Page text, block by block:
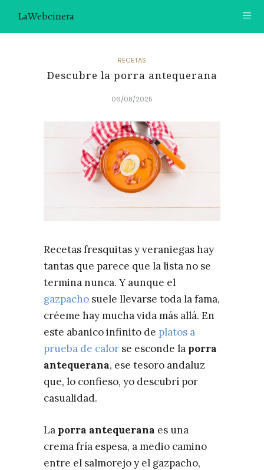
LaWebcinera
VIDEORECETAS
SOBRE MÍ
¿TE GUSTARÍA UNIRTE A NUESTRA AVENTURA GASTRON
ÚNETE A LA NEWSLETTER
RECOMENDACIONES
RECETAS
Descubre la porra antequerana
06/08/2025
Recetas fresquitas y veraniegas hay
tantas que parece que la lista no se
termina nunca. Y aunque el
gazpacho suele llevarse toda la fama,
créeme hay mucha vida más allá. En
este abanico infinito de platos a
prueba de calor se esconde la porra
antequerana, ese tesoro andaluz
que, lo confieso, yo descubrí por
casualidad.
La porra antequerana es una
crema fría espesa, a medio camino
entre el salmorejo y el gazpacho,